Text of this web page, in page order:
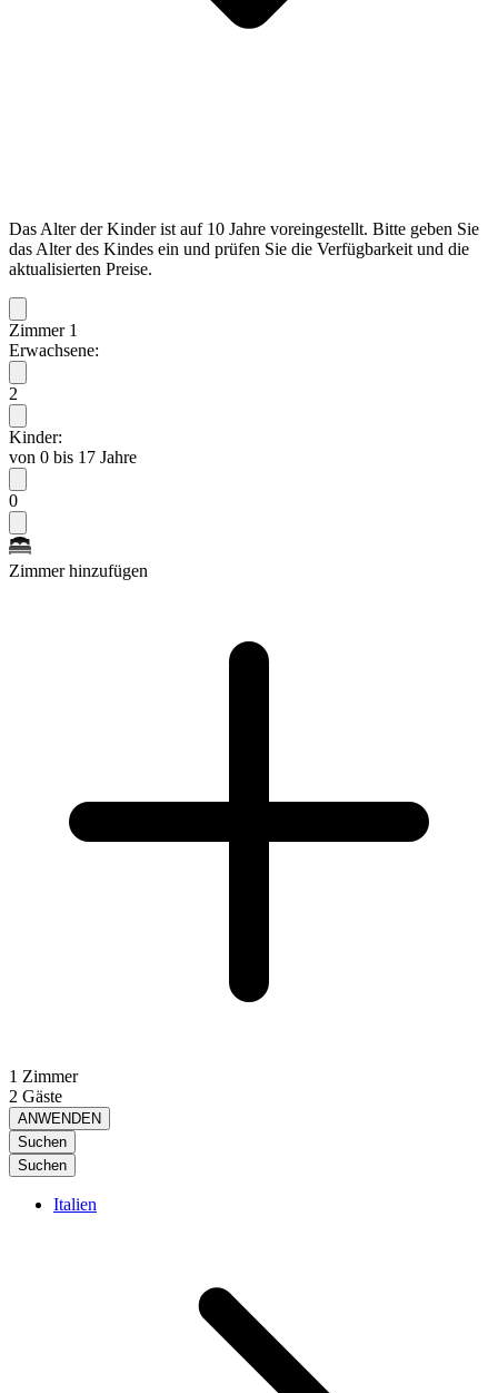
Das Alter der Kinder ist auf 10 Jahre voreingestellt. Bitte geben Sie
das Alter des Kindes ein und prüfen Sie die Verfügbarkeit und die
aktualisierten Preise.
Zimmer 1
Erwachsene:
2
Kinder:
von 0 bis 17 Jahre
0
Zimmer hinzufügen
1 Zimmer
2 Gäste
ANWENDEN
Suchen
Suchen
Italien